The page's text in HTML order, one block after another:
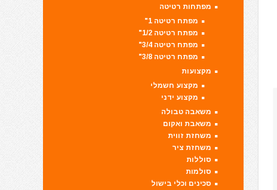
מפתחות רטיטה
מפתח רטיטה 1"
מפתח רטיטה 1/2"
מפתח רטיטה 3/4"
מפתח רטיטה 3/8"
מקצועות
מקצוע חשמלי
מקצוע ידני
משאבה טבולה
משאבת ואקום
משחזת זווית
משחזת ציר
סוללות
סולמות
סכינים וכלי בישול